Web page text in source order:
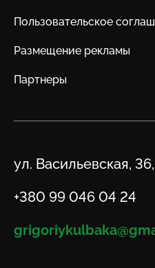
Пользовательское
Размещение рекламы
Партнеры
Адрес
ул. Васильевская,
Телефон
+380 99 046 04 24
Email